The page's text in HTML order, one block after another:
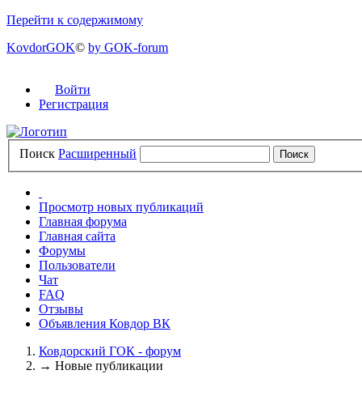
Перейти к содержимому
KovdorGOK© by GOK-forum
Войти
Регистрация
Поиск Расширенный
Просмотр новых публикаций
Главная форума
Главная сайта
Форумы
Пользователи
Чат
FAQ
Отзывы
Объявления Ковдор ВК
Ковдорский ГОК - форум
→ Новые публикации